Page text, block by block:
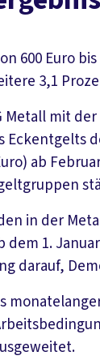
600 Euro
3,1
Metall mit
Eckentgelts
ab
in der
dem 1.
darauf,